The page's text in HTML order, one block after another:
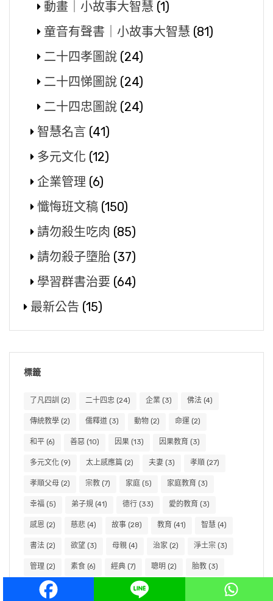
動畫｜小故事大智慧 (1)
童音有聲書｜小故事大智慧 (81)
二十四孝圖說 (24)
二十四悌圖說 (24)
二十四忠圖說 (24)
智慧名言 (41)
多元文化 (12)
企業管理 (6)
懺悔班文稿 (150)
請勿殺生吃肉 (85)
請勿殺子墮胎 (37)
學習群書治要 (64)
最新公告 (15)
標籤
了凡四訓 (2) 二十四忠 (24) 企業 (3) 佛法 (4)
傳統教學 (2) 儒釋道 (3) 動物 (2) 命運 (2)
和平 (6) 善惡 (10) 因果 (13) 因果教育 (3)
多元文化 (9) 太上感應篇 (2) 夫妻 (3) 孝順 (27)
孝順父母 (2) 宗教 (7) 家庭 (5) 家庭教育 (3)
幸福 (5) 弟子規 (41) 德行 (33) 愛的教育 (3)
感恩 (2) 慈悲 (4) 故事 (28) 教育 (41) 智慧 (4)
書法 (2) 欲望 (3) 母親 (4) 治家 (2) 淨土宗 (3)
管理 (2) 素食 (6) 經典 (7) 聰明 (2) 胎教 (3)
親子 (5) (2)